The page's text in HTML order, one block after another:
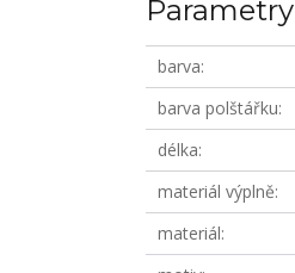
Parametry
barva
barva polštářku
délka
materiál výplně
materiál